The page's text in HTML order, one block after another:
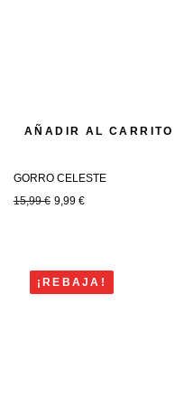
AÑADIR AL CARRITO
GORRO CELESTE
15,99€ 9,99 €
¡REBAJA!